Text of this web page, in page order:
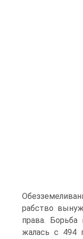
рабство
права.
жалась с 494